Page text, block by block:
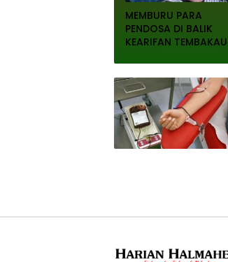
MEMBURU PARA
PENDOSA DI BALIK
KEARIFAN TEMBAKAU